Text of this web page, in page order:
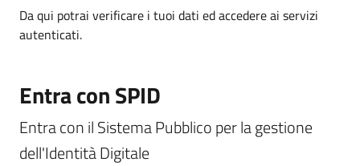
Da qui potrai verificare i tuoi dati ed accedere ai servizi
autenticati.
Entra con SPID
Entra con il Sistema Pubblico per la gestione
dell'Identità Digitale